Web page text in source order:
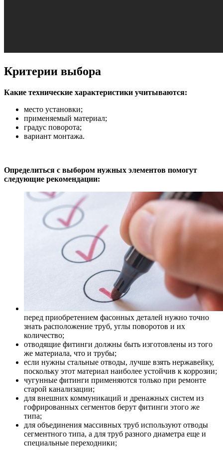
Критерии выбора
Какие технические характеристики учитываются:
место установки;
применяемый материал;
градус поворота;
вариант монтажа.
Определиться с выбором нужных элементов помогут
следующие рекомендации:
перед приобретением фасонных деталей нужно точно
знать расположение труб, углы поворотов и их
количество;
отводящие фитинги должны быть изготовлены из того
же материала, что и трубы;
если нужны стальные отводы, лучше взять нержавейку,
поскольку этот материал наиболее устойчив к коррозии;
чугунные фитинги применяются только при ремонте
старой канализации;
для внешних коммуникаций и дренажных систем из
гофрированных сегментов берут фитинги этого же
типа;
для объединения массивных труб используют отводы
сегментного типа, а для труб разного диаметра еще и
специальные переходники;